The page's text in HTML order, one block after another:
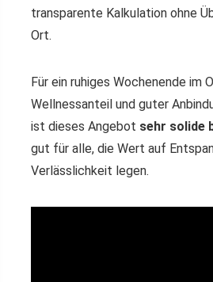
transparente Kalkulation ohne
Ort.
Für ein ruhiges Wochenende im
Wellnessanteil und guter
ist dieses Angebot sehr solide
gut für alle, die Wert auf
Verlässlichkeit legen.